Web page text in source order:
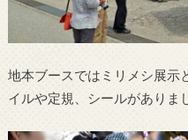
地本ブースではミリメシ展示
イルや定規、シールがありま